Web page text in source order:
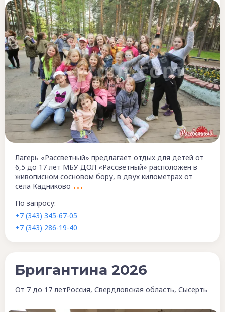
Лагерь «Рассветный» предлагает отдых для детей от
6,5 до 17 лет МБУ ДОЛ «Рассветный» расположен в
живописном сосновом бору, в двух километрах от
села Кадниково
По запросу:
+7 (343) 345-67-05
+7 (343) 286-19-40
Бригантина 2026
От 7 до 17 летРоссия, Свердловская область, Сысерть